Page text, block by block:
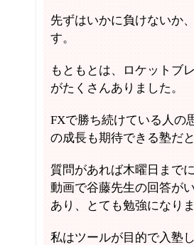
先ずはいかに負けないか
す。
もともとは、ロケットブ
がたくさんありました。
FXで勝ち続けている人の
の成長も期待できる塾だ
質問があれば木曜日まで
動画で谷藤先生の回答が
あり、とても勉強になりま
私はツールが目的で入塾